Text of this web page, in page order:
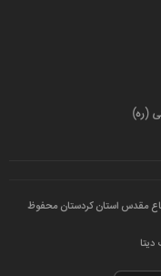
(ره)
مقدس استان کردستان محفوظ